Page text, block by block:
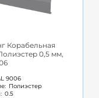
Корабельная
0,5 мм,
9006
Полиэстер
0.5